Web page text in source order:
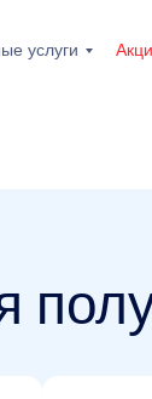
услуги